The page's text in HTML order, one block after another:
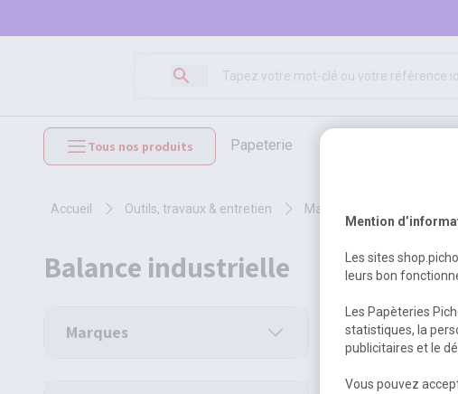
Tous nos produits papeterie
accueil outils, travaux & entretien matériel de mesure
balance industrielle
Marques 1 produit
Mention
Les sites
leurs bon
Les Papèteries
statistiques, la
publicitaires et le
Vous pouvez